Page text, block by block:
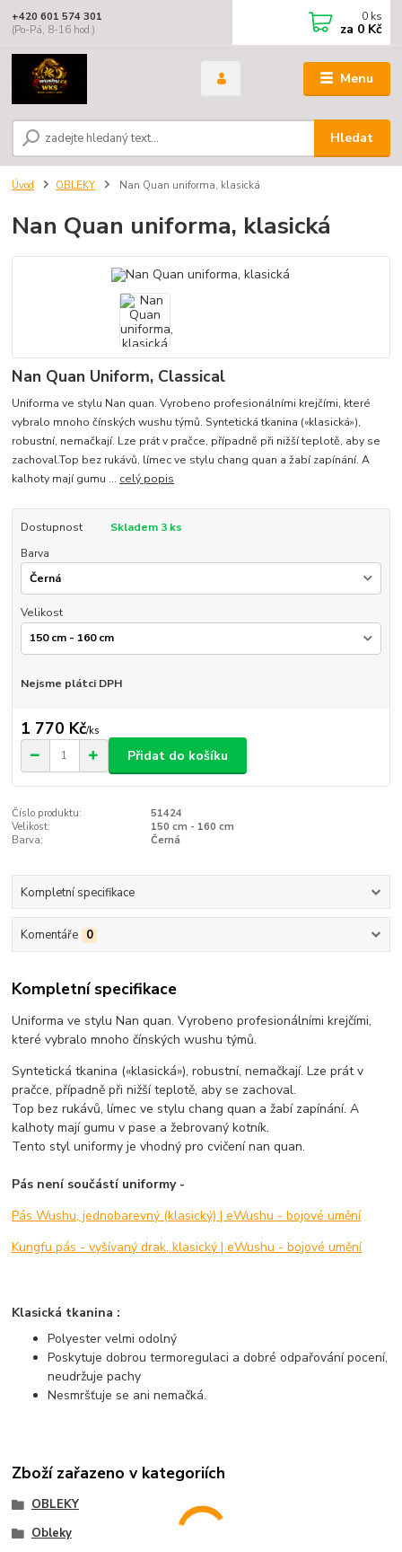
Menu
Hledat
+420 601 574 301
(Po-Pá, 8-16 hod.)
0 ks
za 0 Kč
Úvod OBLEKY Nan Quan uniforma, klasická
Nan Quan uniforma, klasická
Nan Quan Uniform, Classical
Uniforma ve stylu Nan quan. Vyrobeno profesionálními krejčími, které
vybralo mnoho čínských wushu týmů. Syntetická tkanina («klasická»),
robustní, nemačkají. Lze prát v pračce, případně při nižší teplotě, aby se
zachoval.Top bez rukávů, límec ve stylu chang quan a žabí zapínání. A
kalhoty mají gumu ... celý popis
Dostupnost
Skladem 3 ks
Barva
Velikost
Nejsme plátci DPH
1 770 Kč/ks
Přidat do košíku
Číslo produktu:
51424
Velikost:
150 cm - 160 cm
Barva:
Černá
Kompletní specifikace
Komentáře 0
Kompletní specifikace
Uniforma ve stylu Nan quan. Vyrobeno profesionálními krejčími,
které vybralo mnoho čínských wushu týmů.
Syntetická tkanina («klasická»), robustní, nemačkají. Lze prát v
pračce, případně při nižší teplotě, aby se zachoval.
Top bez rukávů, límec ve stylu chang quan a žabí zapínání. A
kalhoty mají gumu v pase a žebrovaný kotník.
Tento styl uniformy je vhodný pro cvičení nan quan.
Pás není součástí uniformy -
Pás Wushu, jednobarevný (klasický) | eWushu - bojové umění
Kungfu pás - vyšívaný drak, klasický | eWushu - bojové umění
Klasická tkanina :
Polyester velmi odolný
Poskytuje dobrou termoregulaci a dobré odpařování pocení,
neudržuje pachy
Nesmršťuje se ani nemačká.
Zboží zařazeno v kategoriích
OBLEKY
Obleky